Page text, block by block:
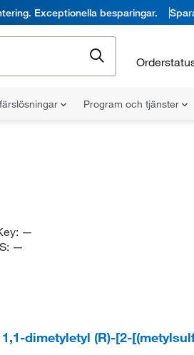
Exceptionella besparingar.
Program och tjänster
—
—
1,1-dimetyletyl (R)-[2-